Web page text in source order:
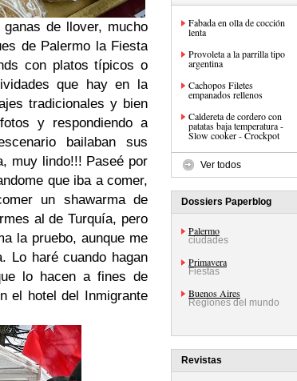
de llover, mucho
de Palermo la Fiesta
con platos típicos o
que hay en la
tradicionales y bien
y respondiendo a
bailaban sus
muy lindo!!! Paseé por
que iba a comer,
un shawarma de
al de Turquía, pero
la pruebo, aunque me
Lo haré cuando hagan
lo hacen a fines de
el hotel del Inmigrante
Fabada en olla de cocción
lenta
Provoleta a la parrilla tipo
argentina
Cachopos Filetes
empanados rellenos
Caldereta de cordero con
patatas baja temperatura -
Slow cooker - Crockpot
Ver todos
Dossiers Paperblog
Palermo
ciudades
Primavera
Fiestas
Buenos Aires
Regiones del mundo
Revistas